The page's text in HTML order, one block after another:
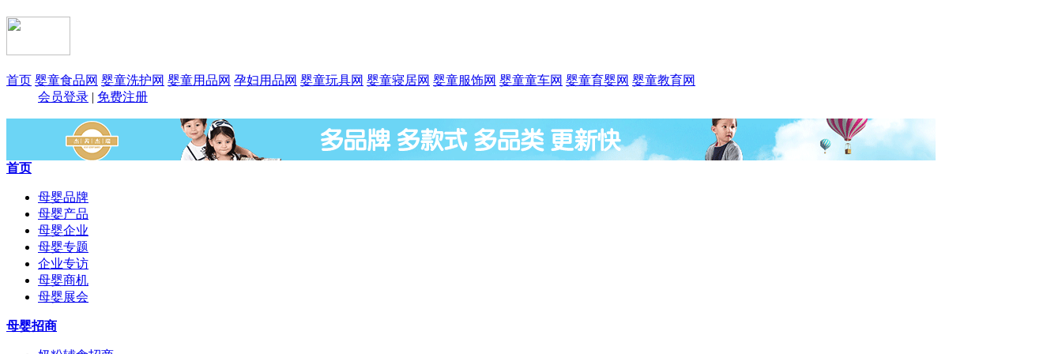
首页 婴童食品网 婴童洗护网 婴童用品网 孕妇用品网 婴童玩具网 婴童寝居网 婴童服饰网 婴童童车网 婴童育婴网 婴童教育网
会员登录 | 免费注册
首页
母婴品牌
母婴产品
母婴企业
母婴专题
企业专访
母婴商机
母婴展会
母婴招商